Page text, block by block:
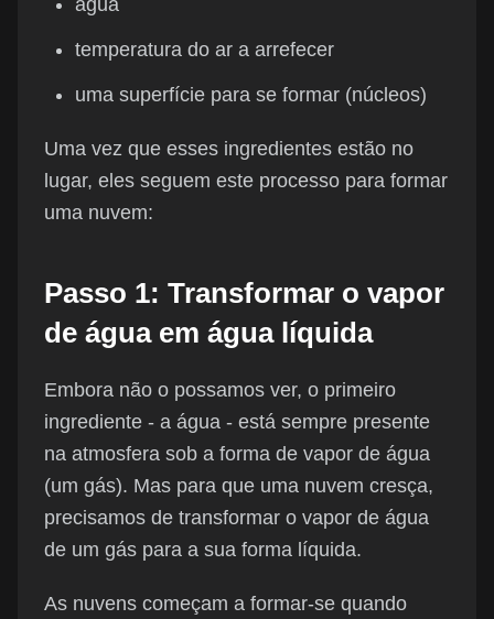
água
temperatura do ar a arrefecer
uma superfície para se formar (núcleos)
Uma vez que esses ingredientes estão no
lugar, eles seguem este processo para formar
uma nuvem:
Passo 1: Transformar o vapor
de água em água líquida
Embora não o possamos ver, o primeiro
ingrediente - a água - está sempre presente
na atmosfera sob a forma de vapor de água
(um gás). Mas para que uma nuvem cresça,
precisamos de transformar o vapor de água
de um gás para a sua forma líquida.
As nuvens começam a formar-se quando